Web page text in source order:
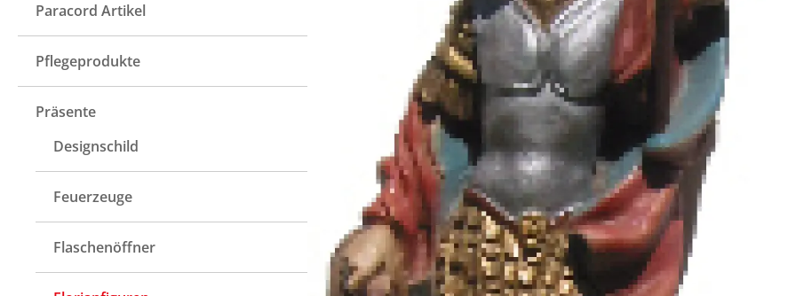
Paracord Artikel
Pflegeprodukte
Präsente
Designschild
Feuerzeuge
Flaschenöffner